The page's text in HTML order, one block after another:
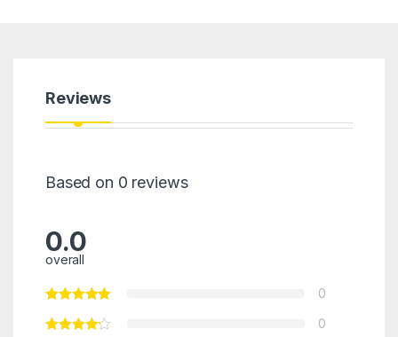
Reviews
Based on 0 reviews
0.0
overall
0
0